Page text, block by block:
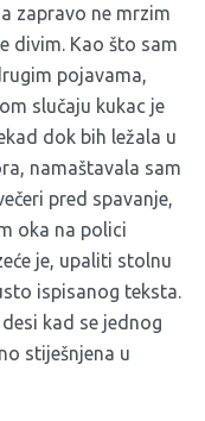
zapravo ne mrzim
divim. Kao što sam
pojavama,
slučaju kukac je
dok bih ležala u
namaštavala sam
pred spavanje,
oka na polici
je, upaliti stolnu
ispisanog teksta.
kad se jednog
stiješnjena u